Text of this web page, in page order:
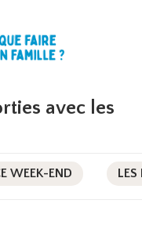
avec les
WEEK-END LES